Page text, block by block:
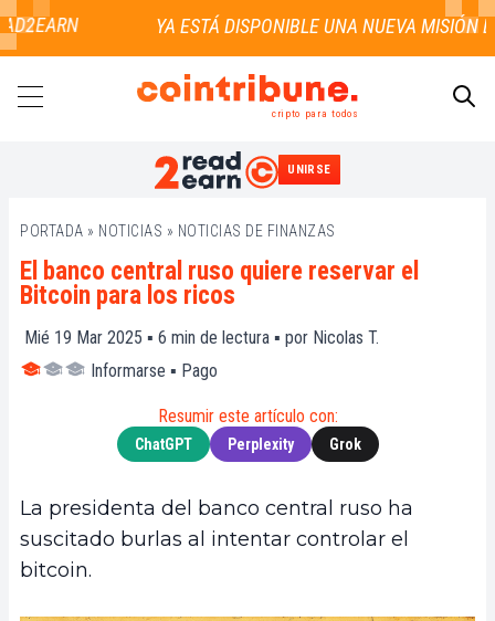
cripto para todos
UNIRSE
PORTADA » NOTICIAS » NOTICIAS DE FINANZAS
El banco central ruso quiere reservar el
Bitcoin para los ricos
Mié 19 Mar 2025 ▪ 6 min de lectura ▪ por Nicolas T.
Informarse ▪ Pago
Resumir este artículo con:
ChatGPT Perplexity Grok
La presidenta del banco central ruso ha
suscitado burlas al intentar controlar el
bitcoin.